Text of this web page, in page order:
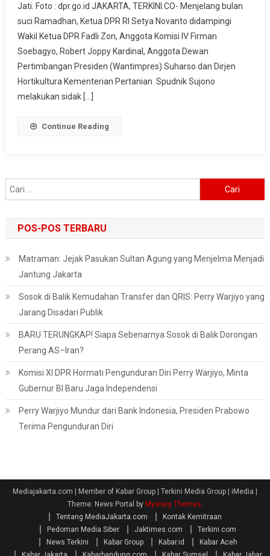
Pasar
Induk
Kramat
Jati
Dan
Pasar
Jati. Foto : dpr.go.id JAKARTA, TERKINI.CO- Menjelang bulan
suci Ramadhan, Ketua DPR RI Setya Novanto didampingi
Wakil Ketua DPR Fadli Zon, Anggota Komisi IV Firman
Soebagyo, Robert Joppy Kardinal, Anggota Dewan
Pertimbangan Presiden (Wantimpres) Suharso dan Dirjen
Hortikultura Kementerian Pertanian Spudnik Sujono
melakukan sidak […]
Continue Reading
untuk:
POS-POS TERBARU
Matraman: Jejak Pasukan Sultan Agung yang Menjelma Menjadi
Jantung Jakarta
Sosok di Balik Kemudahan Transfer dan QRIS: Perry Warjiyo yang
Jarang Disadari Publik
BARU TERUNGKAP! Siapa Sebenarnya Sosok di Balik Dorongan
Perang AS–Iran?
Komisi XI DPR Hormati Pengunduran Diri Perry Warjiyo, Minta
Gubernur BI Baru Jaga Independensi
Perry Warjiyo Mundur dari Bank Indonesia, Presiden Prabowo
Terima Pengunduran Diri
Mediajakarta.com | Member of Kabar Group | Terkini Media Group | iMedia
Theme: News Portal by Mystery Themes.
Tentang MediaJakarta.com
Kontak Kemitraan
Pedoman Media Siber
Jaktimes.com
Terkini.com
News Terkini
Kabar Group Kabar.id
Kabar Aceh